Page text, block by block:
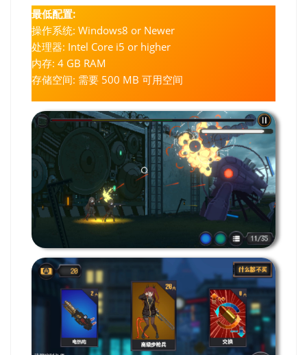
最低配置:
操作系统: Windows8 or Newer
处理器: Intel Core i5 or higher
内存: 4 GB RAM
存储空间: 需要 500 MB 可用空间